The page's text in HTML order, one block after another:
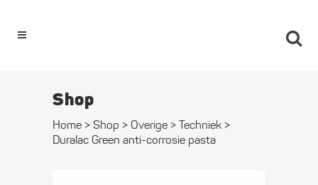
Shop
Home > Shop > Overige > Techniek >
Duralac Green anti-corrosie pasta